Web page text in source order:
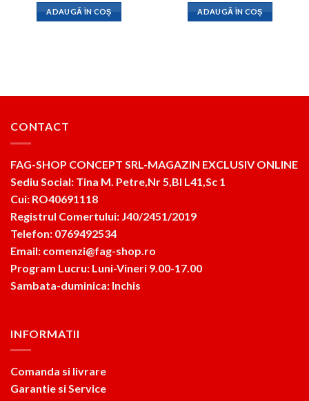
a
fost:
400lei.
este:
276lei.
ADAUGĂ ÎN COȘ
a
fost:
850lei.
este:
448lei.
ADAUGĂ ÎN COȘ
CONTACT
FAG-SHOP CONCEPT SRL-MAGAZIN EXCLUSIV ONLINE
Sediu Social: Tina M. Petre,Nr 5,Bl L41,Sc 1
Cui: RO40691118
Registrul Comertului: J40/2451/2019
Telefon: 0769492534
Email: comenzi@fag-shop.ro
Program Lucru: Luni-Vineri 9.00-17.00
Sambata-duminica: Inchis
INFORMATII
Comanda si livrare
Garantie si Service